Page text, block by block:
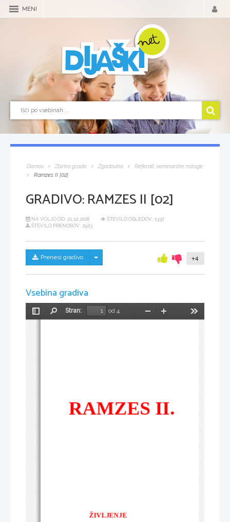
MENI
Domov Zbirka gradiv Zgodovina
Referati, seminarske naloge
Ramzes II [02]
GRADIVO:RAMZES II [02]
NA VOLJO OD: 21.12.2018
ŠTEVILO OGLEDOV: 1337
ŠTEVILO PRENOSOV: 2923
Prenesi gradivo Skrij/prikaži meni +4
Vsebina gradiva
Preklopi
Stran:
od 4
Pomanjšaj
  RAMZES II.
ŽIVLJENJE